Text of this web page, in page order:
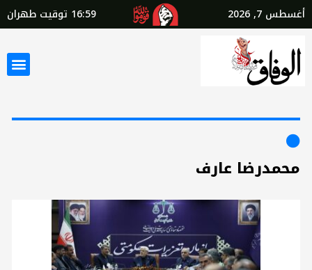
أغسطس 7, 2026 16:59 توقيت طهران
محمدرضا عارف